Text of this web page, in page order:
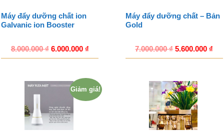
Máy đẩy dưỡng chất ion
Galvanic ion Booster
8.000.000₫ 6.000.000 ₫
Máy đẩy dưỡng chất – Bản
Gold
7.000.000₫ 5.600.000 ₫
Giảm giá!